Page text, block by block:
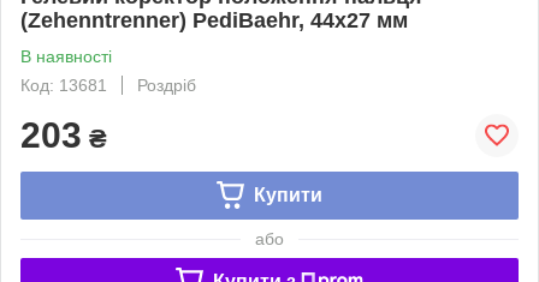
(Zehenntrenner) PediBaehr, 44х27 мм
В наявності
Код: 13681
Роздріб
203 ₴
Купити
або